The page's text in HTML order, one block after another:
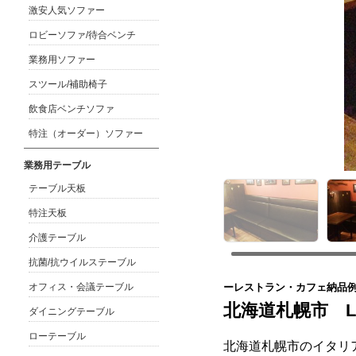
ーレストラン・カフェ納品
北海道札幌市
北海道札幌市のイタリ
激安人気ソファー
ロビーソファ/待合ベンチ
業務用ソファー
スツール/補助椅子
飲食店ベンチソファ
特注（オーダー）ソファー
業務用テーブル
テーブル天板
特注天板
介護テーブル
抗菌/抗ウイルステーブル
オフィス・会議テーブル
ダイニングテーブル
ローテーブル